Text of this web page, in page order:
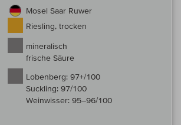
Mosel Saar Ruwer
Riesling, trocken
mineralisch
frische Säure
Lobenberg: 97+/100
Suckling: 97/100
Weinwisser: 95–96/100